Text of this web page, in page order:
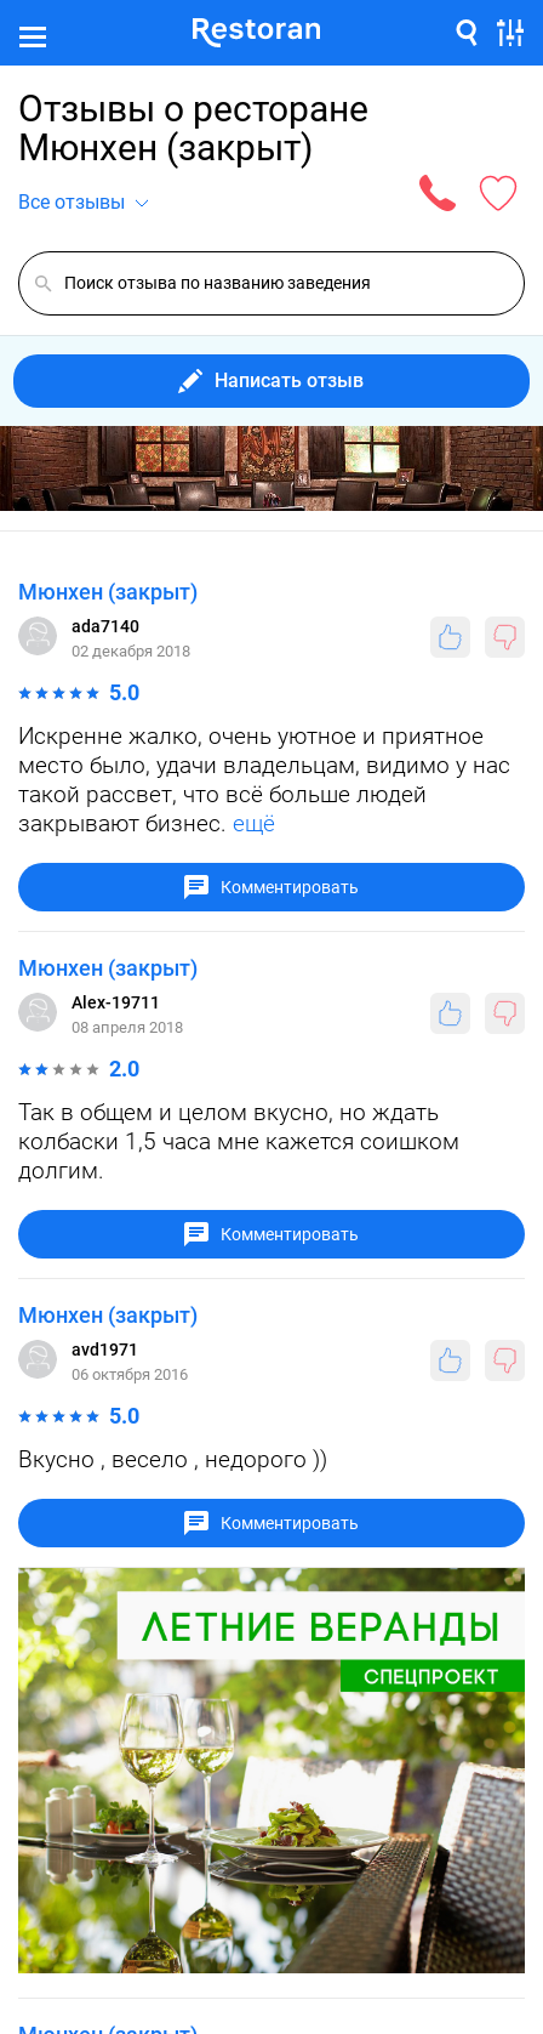
Отзывы о ресторане
Мюнхен (закрыт)
Все отзывы
Написать отзыв
Мюнхен (закрыт)
ada7140
02 декабря 2018
5.0
Искренне жалко, очень уютное и приятное
место было, удачи владельцам, видимо у нас
такой рассвет, что всё больше людей
закрывают бизнес. ещё
Комментировать
Мюнхен (закрыт)
Alex-19711
08 апреля 2018
2.0
Так в общем и целом вкусно, но ждать
колбаски 1,5 часа мне кажется соишком
долгим.
Комментировать
Мюнхен (закрыт)
avd1971
06 октября 2016
5.0
Вкусно , весело , недорого ))
Комментировать